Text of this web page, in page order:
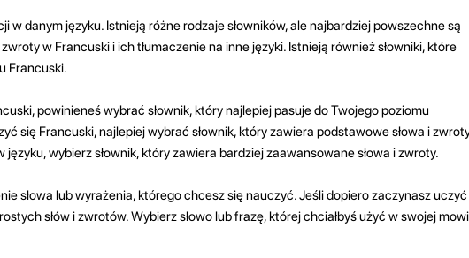
w danym języku. Istnieją różne rodzaje słowników, ale najbardziej powszechne są
w Francuski i ich tłumaczenie na inne języki. Istnieją również słowniki, które
Francuski.
powinieneś wybrać słownik, który najlepiej pasuje do Twojego poziomu
się Francuski, najlepiej wybrać słownik, który zawiera podstawowe słowa i
wybierz słownik, który zawiera bardziej zaawansowane słowa i zwroty.
słowa lub wyrażenia, którego chcesz się nauczyć. Jeśli dopiero zaczynasz
słów i zwrotów. Wybierz słowo lub frazę, której chciałbyś użyć w swojej